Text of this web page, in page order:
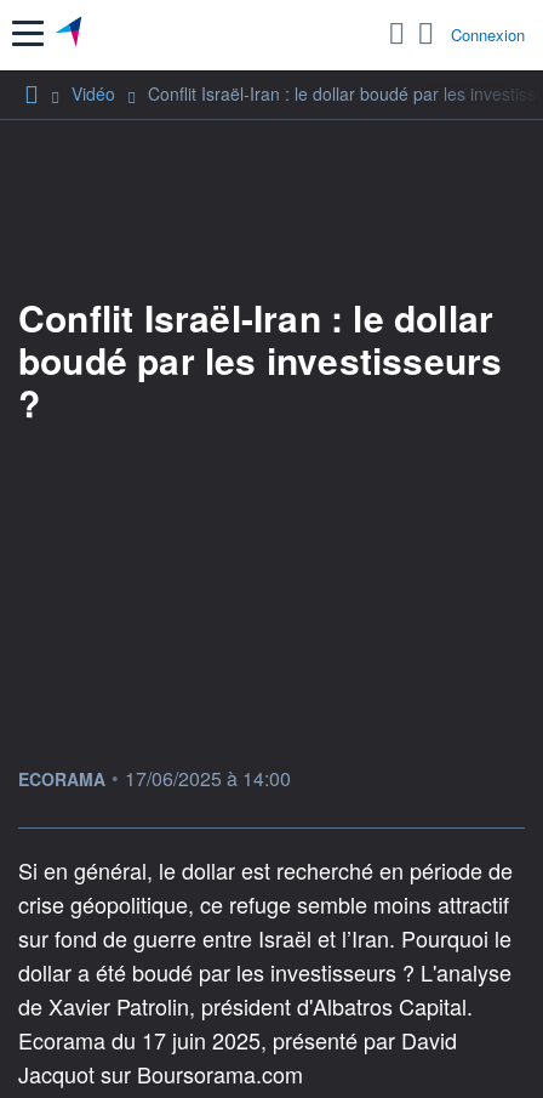
Menu Connexion
Vidéo Conflit Israël-Iran : le dollar boudé par les
Conflit Israël-Iran : le dollar
boudé par les investisseurs
?
information fournie par
ECORAMA • 17/06/2025 à 14:00
Si en général, le dollar est recherché en période de
crise géopolitique, ce refuge semble moins attractif
sur fond de guerre entre Israël et l’Iran. Pourquoi le
dollar a été boudé par les investisseurs ? L'analyse
de Xavier Patrolin, président d'Albatros Capital.
Ecorama du 17 juin 2025, présenté par David
Jacquot sur Boursorama.com